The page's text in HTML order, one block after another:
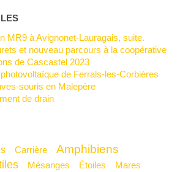
MR9 à Avignonet-Lauragais, suite.
de Cascastel 2023
photovoltaïque de Ferrals-les-Corbières
souris en Malepère
de drain
Carrière Amphibiens
Mésanges Étoiles Mares